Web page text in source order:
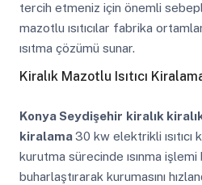
tercih etmeniz için önemli
mazotlu ısıtıcılar fabrika
ısıtma çözümü sunar.
Kiralık Mazotlu Isıtıcı
Konya Seydişehir kiralık kiralık
kiralama30 kw elektrikli ısıtıcı
kurutma sürecinde ısınma
buharlaştırarak kurumasını